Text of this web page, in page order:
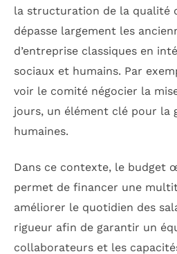
la structuration de la qualité
dépasse largement les
d’entreprise classiques en
sociaux et humains. Par
voir le comité négocier la
jours, un élément clé pour la
humaines.
Dans ce contexte, le budget
permet de financer une
améliorer le quotidien des
rigueur afin de garantir un
collaborateurs et les